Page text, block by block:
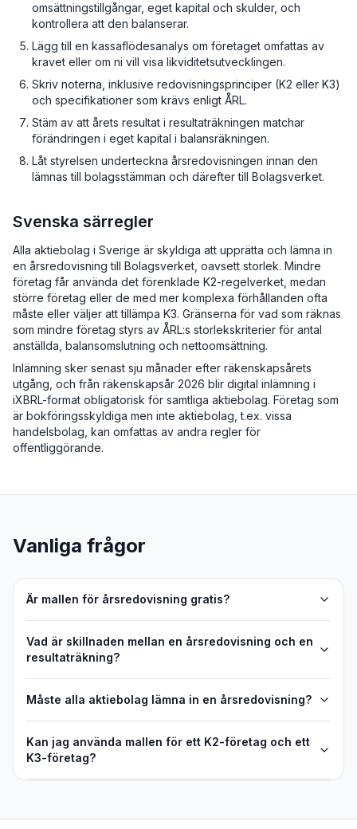
omsättningstillgångar, eget kapital och skulder, och
kontrollera att den balanserar.
Lägg till en kassaflödesanalys om företaget omfattas av
kravet eller om ni vill visa likviditetsutvecklingen.
Skriv noterna, inklusive redovisningsprinciper (K2 eller K3)
och specifikationer som krävs enligt ÅRL.
Stäm av att årets resultat i resultaträkningen matchar
förändringen i eget kapital i balansräkningen.
Låt styrelsen underteckna årsredovisningen innan den
lämnas till bolagsstämman och därefter till Bolagsverket.
Svenska särregler
Alla aktiebolag i Sverige är skyldiga att upprätta och lämna in
en årsredovisning till Bolagsverket, oavsett storlek. Mindre
företag får använda det förenklade K2-regelverket, medan
större företag eller de med mer komplexa förhållanden ofta
måste eller väljer att tillämpa K3. Gränserna för vad som räknas
som mindre företag styrs av ÅRL:s storlekskriterier för antal
anställda, balansomslutning och nettoomsättning.
Inlämning sker senast sju månader efter räkenskapsårets
utgång, och från räkenskapsår 2026 blir digital inlämning i
iXBRL-format obligatorisk för samtliga aktiebolag. Företag som
är bokföringsskyldiga men inte aktiebolag, t.ex. vissa
handelsbolag, kan omfattas av andra regler för
offentliggörande.
Vanliga frågor
Är mallen för årsredovisning gratis?
Vad är skillnaden mellan en årsredovisning och en
resultaträkning?
Måste alla aktiebolag lämna in en årsredovisning?
Kan jag använda mallen för ett K2-företag och ett
K3-företag?